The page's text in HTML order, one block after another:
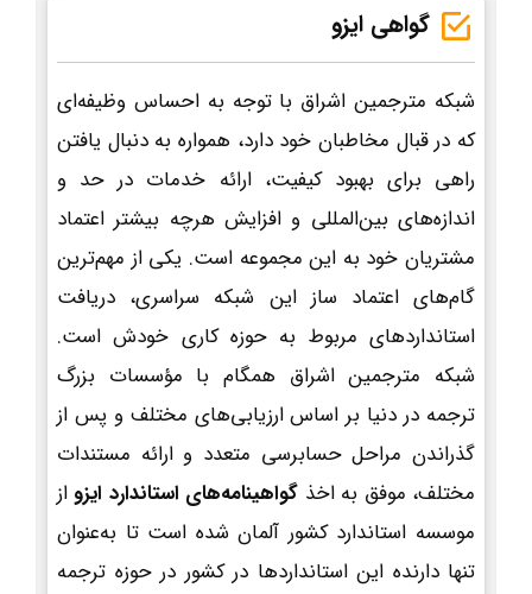
گواهی ایزو
شبکه مترجمین اشراق با توجه به احساس وظیفه‌ای
که در قبال مخاطبان خود دارد، همواره به دنبال یافتن
راهی برای بهبود کیفیت، ارائه خدمات در حد و
اندازه‌های بین‌المللی و افزایش هرچه بیشتر اعتماد
مشتریان خود به این مجموعه است. یکی از مهم‌ترین
گام‌های اعتماد ساز این شبکه سراسری، دریافت
استانداردهای مربوط به حوزه کاری خودش است.
شبکه مترجمین اشراق همگام با مؤسسات بزرگ
ترجمه در دنیا بر اساس ارزیابی‌های مختلف و پس از
گذراندن مراحل حسابرسی متعدد و ارائه مستندات
مختلف، موفق به اخذ گواهینامه‌های استاندارد ایزو از
موسسه استاندارد کشور آلمان شده است تا به‌عنوان
تنها دارنده این استانداردها در کشور در حوزه ترجمه